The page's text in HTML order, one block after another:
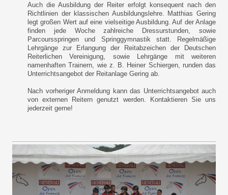
Auch die Ausbildung der Reiter erfolgt konsequent nach den
Richtlinien der klassischen Ausbildungslehre. Matthias Gering
legt großen Wert auf eine vielseitige Ausbildung. Auf der Anlage
finden jede Woche zahlreiche Dressurstunden, sowie
Parcoursspringen und Springgymnastik statt. Regelmäßige
Lehrgänge zur Erlangung der Reitabzeichen der Deutschen
Reiterlichen Vereinigung, sowie Lehrgänge mit weiteren
namenhaften Trainern, wie z. B. Heiner Schiergen, runden das
Unterrichtsangebot der Reitanlage Gering ab.
Nach vorheriger Anmeldung kann das Unterrichtsangebot auch
von externen Reitern genutzt werden. Kontaktieren Sie uns
jederzeit gerne!